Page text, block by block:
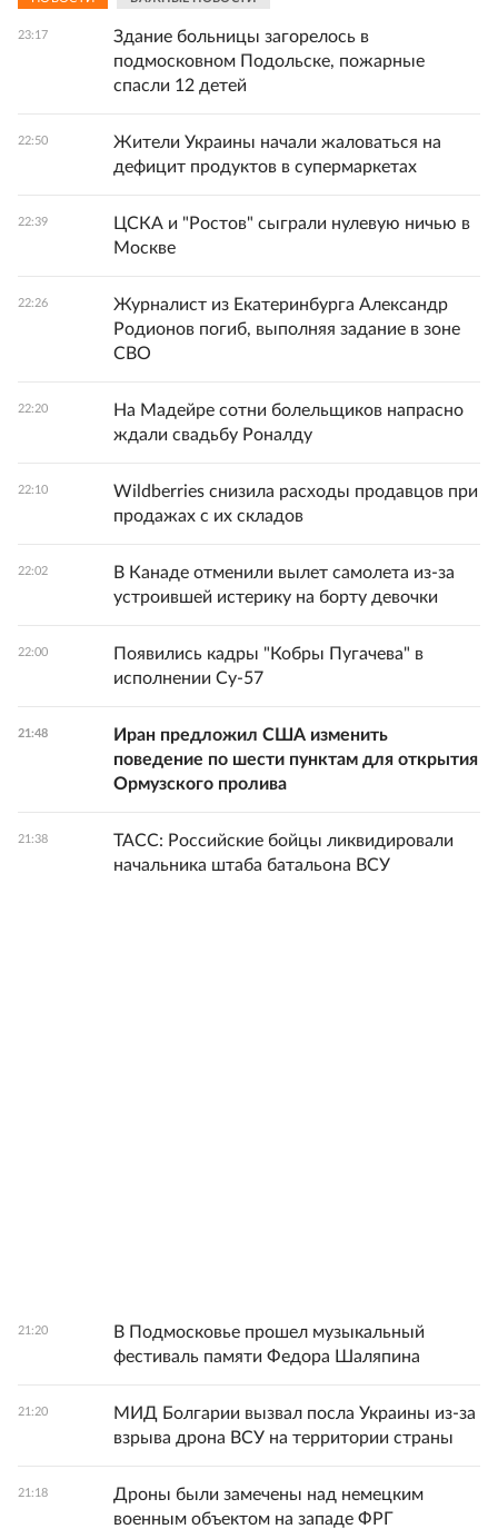
23:17
Здание больницы загорелось в
подмосковном Подольске, пожарные
спасли 12 детей
22:50
Жители Украины начали жаловаться на
дефицит продуктов в супермаркетах
22:39
ЦСКА и "Ростов" сыграли нулевую ничью в
Москве
22:26
Журналист из Екатеринбурга Александр
Родионов погиб, выполняя задание в зоне
СВО
22:20
На Мадейре сотни болельщиков напрасно
ждали свадьбу Роналду
22:10
Wildberries снизила расходы продавцов при
продажах с их складов
22:02
В Канаде отменили вылет самолета из-за
устроившей истерику на борту девочки
22:00
Появились кадры "Кобры Пугачева" в
исполнении Су-57
21:48
Иран предложил США изменить
поведение по шести пунктам для открытия
Ормузского пролива
21:38
ТАСС: Российские бойцы ликвидировали
начальника штаба батальона ВСУ
21:20
В Подмосковье прошел музыкальный
фестиваль памяти Федора Шаляпина
21:20
МИД Болгарии вызвал посла Украины из-за
взрыва дрона ВСУ на территории страны
21:18
Дроны были замечены над немецким
военным объектом на западе ФРГ